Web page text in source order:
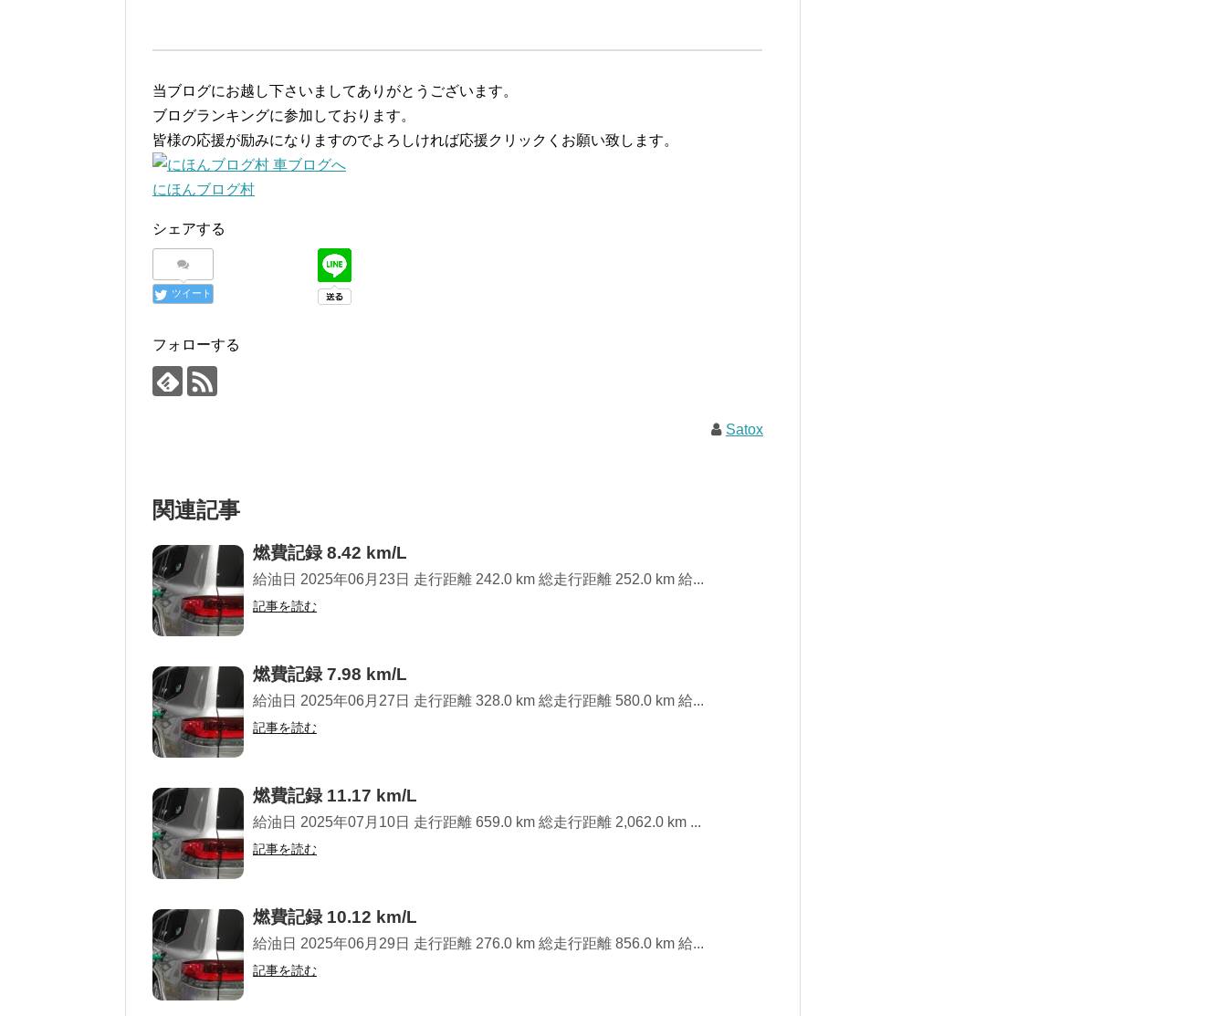
当ブログにお越し下さいましてありがとうございます。
ブログランキングに参加しております。
皆様の応援が励みになりますのでよろしければ応援クリックくお願い致します。
にほんブログ村
シェアする
ツイート
フォローする
Satox
関連記事
燃費記録 8.42 km/L
給油日 2025年06月23日 走行距離 242.0 km 総走行距離 252.0 km 給...
記事を読む
燃費記録 7.98 km/L
給油日 2025年06月27日 走行距離 328.0 km 総走行距離 580.0 km 給...
記事を読む
燃費記録 11.17 km/L
給油日 2025年07月10日 走行距離 659.0 km 総走行距離 2,062.0 km ...
記事を読む
燃費記録 10.12 km/L
給油日 2025年06月29日 走行距離 276.0 km 総走行距離 856.0 km 給...
記事を読む